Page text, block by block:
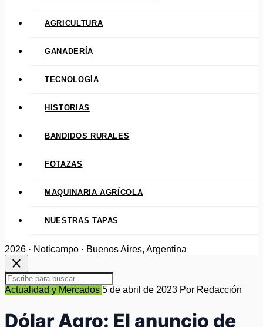
AGRICULTURA
GANADERÍA
TECNOLOGÍA
HISTORIAS
BANDIDOS RURALES
FOTAZAS
MAQUINARIA AGRÍCOLA
NUESTRAS TAPAS
2026 · Noticampo · Buenos Aires, Argentina
close
Actualidad y Mercados 5 de abril de 2023 Por Redacción
Dólar Agro: El anuncio de